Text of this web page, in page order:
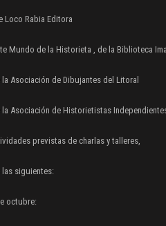
Loco Rabia Editora
Mundo de la Historieta , de la Biblioteca
Asociación de Dibujantes del Litoral
la Asociación de Historietistas
previstas de charlas y talleres,
las siguientes:
octubre: